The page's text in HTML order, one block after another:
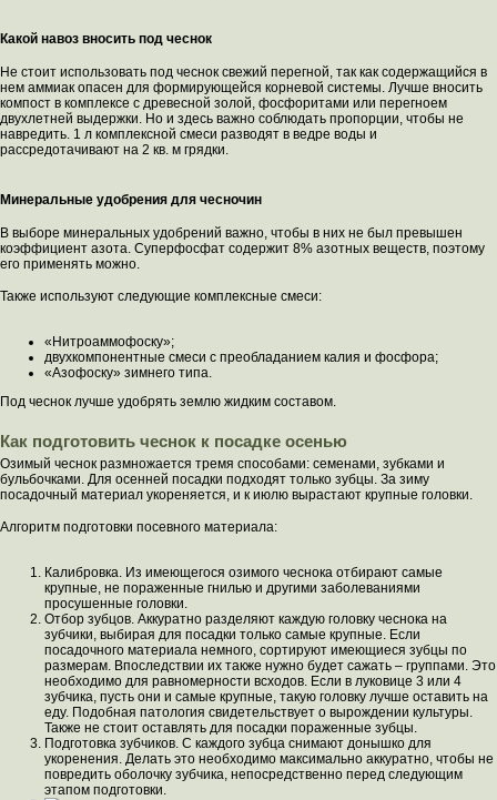
Какой навоз вносить под чеснок
Не стоит использовать под чеснок свежий перегной, так как содержащийся в
нем аммиак опасен для формирующейся корневой системы. Лучше вносить
компост в комплексе с древесной золой, фосфоритами или перегноем
двухлетней выдержки. Но и здесь важно соблюдать пропорции, чтобы не
навредить. 1 л комплексной смеси разводят в ведре воды и
рассредотачивают на 2 кв. м грядки.
Минеральные удобрения для чесночин
В выборе минеральных удобрений важно, чтобы в них не был превышен
коэффициент азота. Суперфосфат содержит 8% азотных веществ, поэтому
его применять можно.
Также используют следующие комплексные смеси:
«Нитроаммофоску»;
двухкомпонентные смеси с преобладанием калия и фосфора;
«Азофоску» зимнего типа.
Под чеснок лучше удобрять землю жидким составом.
Как подготовить чеснок к посадке осенью
Озимый чеснок размножается тремя способами: семенами, зубками и
бульбочками. Для осенней посадки подходят только зубцы. За зиму
посадочный материал укореняется, и к июлю вырастают крупные головки.
Алгоритм подготовки посевного материала:
Калибровка. Из имеющегося озимого чеснока отбирают самые
крупные, не пораженные гнилью и другими заболеваниями
просушенные головки.
Отбор зубцов. Аккуратно разделяют каждую головку чеснока на
зубчики, выбирая для посадки только самые крупные. Если
посадочного материала немного, сортируют имеющиеся зубцы по
размерам. Впоследствии их также нужно будет сажать – группами. Это
необходимо для равномерности всходов. Если в луковице 3 или 4
зубчика, пусть они и самые крупные, такую головку лучше оставить на
еду. Подобная патология свидетельствует о вырождении культуры.
Также не стоит оставлять для посадки пораженные зубцы.
Подготовка зубчиков. С каждого зубца снимают донышко для
укоренения. Делать это необходимо максимально аккуратно, чтобы не
повредить оболочку зубчика, непосредственно перед следующим
этапом подготовки.